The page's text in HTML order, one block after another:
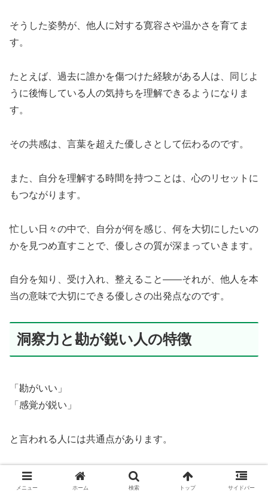
そうした姿勢が、他人に対する寛容さや温かさを育てま
す。
たとえば、過去に誰かを傷つけた経験がある人は、同じよ
うに後悔している人の気持ちを理解できるようになりま
す。
その共感は、言葉を超えた優しさとして伝わるのです。
また、自分を理解する時間を持つことは、心のリセットに
もつながります。
忙しい日々の中で、自分が何を感じ、何を大切にしたいの
かを見つめ直すことで、優しさの質が深まっていきます。
自分を知り、受け入れ、整えること――それが、他人を本
当の意味で大切にできる優しさの出発点なのです。
洞察力と勘が鋭い人の特徴
「勘がいい」
「感覚が鋭い」
と言われる人には共通点があります。
それは、いつも冷静に周りを見ていること、そして相手を
否定せずに受け止める心の余裕を持っていることです。
メニュー ホーム 検索 トップ サイドバー